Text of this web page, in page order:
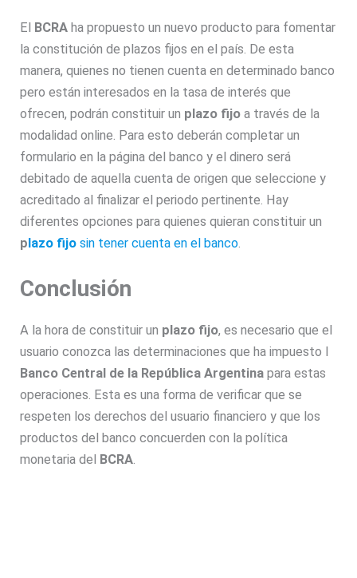
El BCRA ha propuesto un nuevo producto para fomentar
la constitución de plazos fijos en el país. De esta
manera, quienes no tienen cuenta en determinado banco
pero están interesados en la tasa de interés que
ofrecen, podrán constituir un plazo fijo a través de la
modalidad online. Para esto deberán completar un
formulario en la página del banco y el dinero será
debitado de aquella cuenta de origen que seleccione y
acreditado al finalizar el periodo pertinente. Hay
diferentes opciones para quienes quieran constituir un
plazo fijo sin tener cuenta en el banco.
Conclusión
A la hora de constituir un plazo fijo, es necesario que el
usuario conozca las determinaciones que ha impuesto l
Banco Central de la República Argentina para estas
operaciones. Esta es una forma de verificar que se
respeten los derechos del usuario financiero y que los
productos del banco concuerden con la política
monetaria del BCRA.